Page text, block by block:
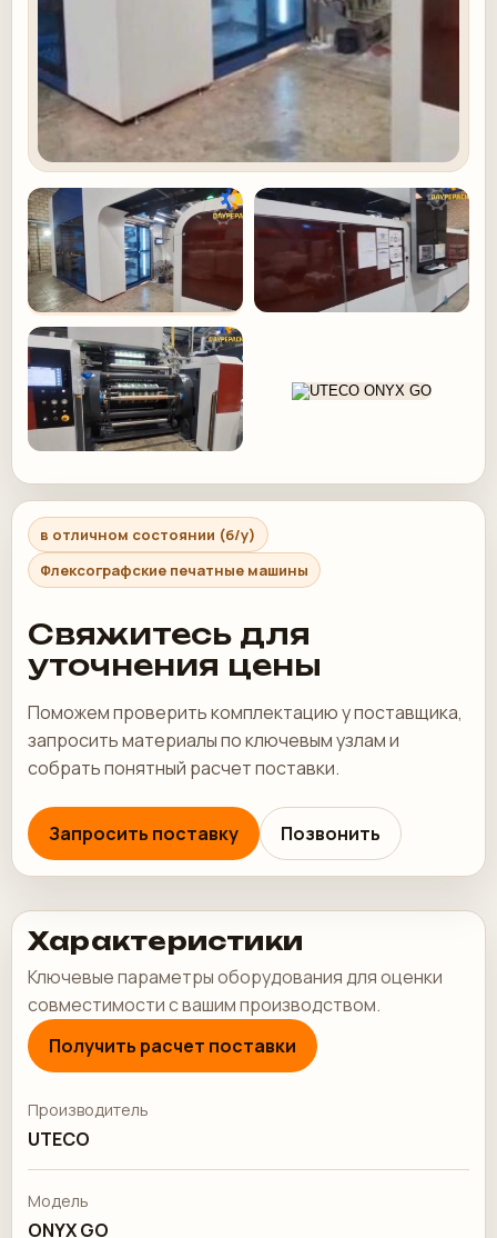
в отличном состоянии (б/у)
Флексографские печатные машины
Свяжитесь для
уточнения цены
Поможем проверить комплектацию у поставщика,
запросить материалы по ключевым узлам и
собрать понятный расчет поставки.
Запросить поставку Позвонить
Характеристики
Ключевые параметры оборудования для оценки
совместимости с вашим производством.
Получить расчет поставки
Производитель
UTECO
Модель
ONYX GO